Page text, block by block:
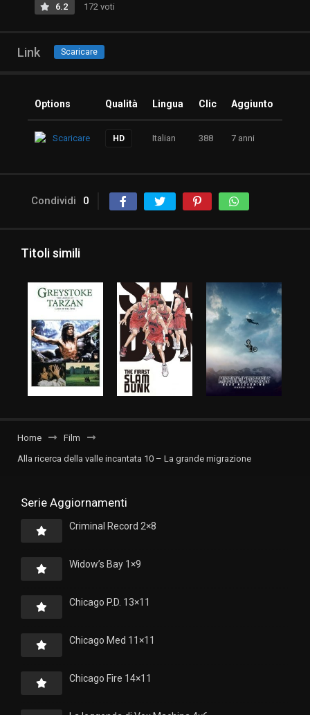
6.2 172 voti
Link Scaricare
Options Qualità Lingua Clic Aggiunto
Scaricare HD Italian 388 7 anni
Condividi 0
Titoli simili
Home
Film
Alla ricerca della valle incantata 10 – La grande migrazione
Serie Aggiornamenti
Criminal Record 2×8
Widow’s Bay 1×9
Chicago P.D. 13×11
Chicago Med 11×11
Chicago Fire 14×11